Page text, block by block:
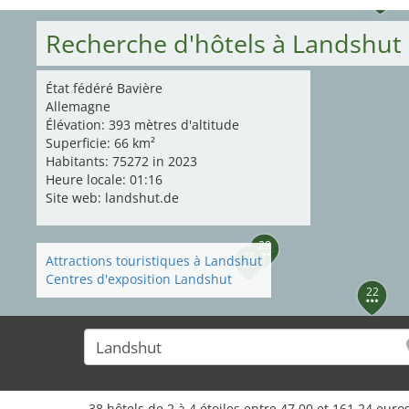
22
25
28
Recherche d'hôtels à Landshut
État fédéré Bavière
Allemagne
Élévation: 393 mètres d'altitude
Superficie: 66 km²
Habitants: 75272 in 2023
Heure locale: 01:16
Site web: landshut.de
Attractions touristiques à Landshut
Centres d'exposition Landshut